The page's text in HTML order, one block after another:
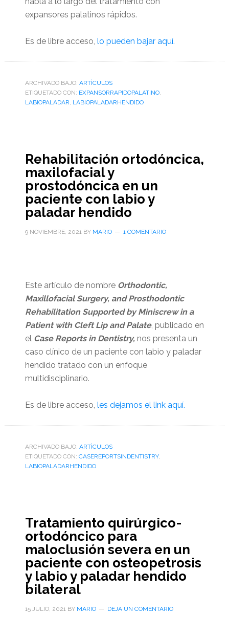
expansores palatinos rápidos.
Es de libre acceso, lo pueden bajar aquí.
ARCHIVADO BAJO: ARTÌCULOS
ETIQUETADO CON: EXPANSORRAPIDOPALATINO,
LABIOPALADAR, LABIOPALADARHENDIDO
Rehabilitación ortodóncica,
maxilofacial y
prostodóncica en un
paciente con labio y
paladar hendido
9 NOVIEMBRE, 2021BY MARIO 1 COMENTARIO
Este artículo de nombre Orthodontic,
Maxillofacial Surgery, and Prosthodontic
Rehabilitation Supported by Miniscrew in a
Patient with Cleft Lip and Palate, publicado en
el Case Reports in Dentistry,nos presenta un
caso clínico de un paciente con labio y paladar
hendido tratado con un enfoque
multidisciplinario.
Es de libre acceso, les dejamos el link aquí.
ARCHIVADO BAJO: ARTÌCULOS
ETIQUETADO CON: CASEREPORTSINDENTISTRY,
LABIOPALADARHENDIDO
Tratamiento quirúrgico-
ortodóncico para
maloclusión severa en un
paciente con osteopetrosis
y labio y paladar hendido
bilateral
15 JULIO, 2021BY MARIO DEJA UN COMENTARIO